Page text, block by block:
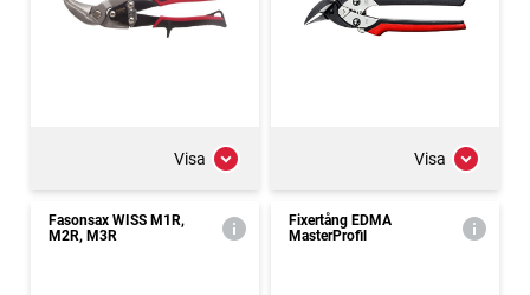
Visa Visa
Fasonsax WISS M1R,
M2R, M3R
Fixertång EDMA
MasterProfil